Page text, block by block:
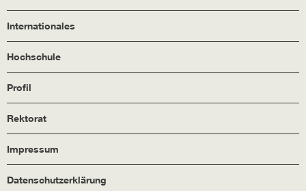
Internationales
Hochschule
Profil
Rektorat
Impressum
Datenschutzerklärung